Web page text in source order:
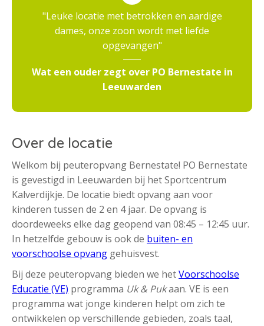
Leuke locatie met betrokken en aardige
dames, onze zoon wordt met liefde
opgevangen
Wat een ouder zegt over PO Bernestate in
Leeuwarden
Over de locatie
Welkom bij peuteropvang Bernestate! PO Bernestate
is gevestigd in Leeuwarden bij het Sportcentrum
Kalverdijkje. De locatie biedt opvang aan voor
kinderen tussen de 2 en 4 jaar. De opvang is
doordeweeks elke dag geopend van 08:45 – 12:45 uur.
In hetzelfde gebouw is ook de buiten- en
voorschoolse opvang gehuisvest.
Bij deze peuteropvang bieden we hetVoorschoolse
Educatie (VE) programma Uk & Pukaan. VE is een
programma wat jonge kinderen helpt om zich te
ontwikkelen op verschillende gebieden, zoals taal,